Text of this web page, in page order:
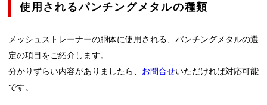
使用されるパンチングメタルの種類
メッシュストレーナーの胴体に使用される、パンチングメタルの選
定の項目をご紹介します。
分かりずらい内容がありましたら、 お問合せいただければ対応可能
です。